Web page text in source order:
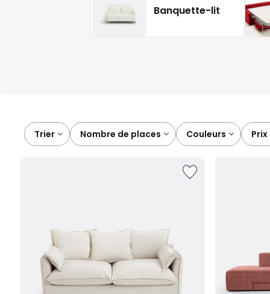
occasionnel ou plus fréquent, avec une ouverture simple
ou formes plus enveloppantes : à vous de trouver le modèle
changent tout au quotidien, comme le coffre de rangement
Banquette-lit
Trier nombre de places couleurs prix